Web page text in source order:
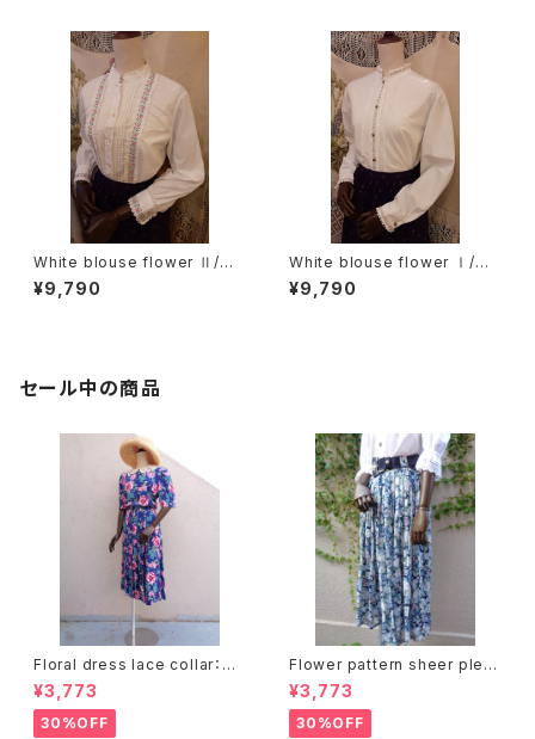
White blouse flower Ⅱ/ホ
ワイトブラウス花刺繍 Ⅱ
¥9,790
White blouse flower Ⅰ/ホ
ワイトブラウス花刺繍 Ⅰ
¥9,790
セール中の商品
Floral dress lace collar：花
柄ワンピース レース襟
¥3,773
30%OFF
Flower pattern sheer pleat
s skirt ベルト付き 花柄 シアー
プリーツ スカート
¥3,773
30%OFF